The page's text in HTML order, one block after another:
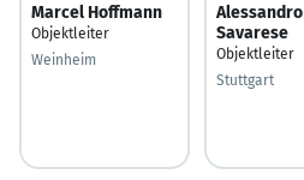
Marcel Hoffmann
Objektleiter
Weinheim
Alessandro
Savarese
Objektleiter
Stuttgart